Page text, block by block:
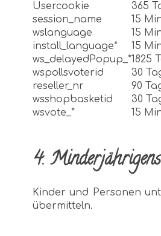
Usercookie
365
session_name
15
wslanguage
15
install_language*
15
ws_delayedPopup_*1825
wspollsvoterid
30
reseller_nr
90
wsshopbasketid
30
wsvote_*
15
4.
Kinder und Personen
übermitteln.